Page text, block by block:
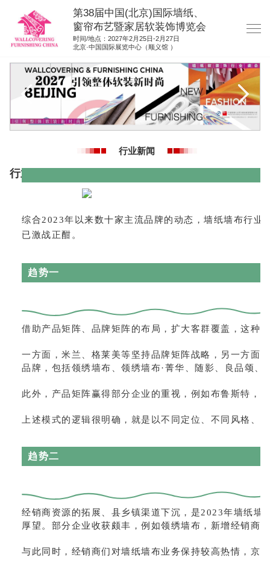
第38届中国(北京)国际墙纸、
窗帘布艺暨家居软装饰博览会
时间/地点：2027年2月25日-2月27日
北京·中国国际展览中心（顺义馆 ）
网站首页
展商服务
展位申请
参展联络
行业新闻
行业动态前瞻 墙纸墙布行业六大显著趋势
综合2023年以来数十家主流品牌的动态，墙纸墙布行
已激战正酣。
趋势一
借助产品矩阵、品牌矩阵的布局，扩大客群覆盖，这种
一方面，米兰、格莱美等坚持品牌矩阵战略，另一方面
品牌，包括领绣墙布、领绣墙布·菁华、随影、良品颂、
此外，产品矩阵赢得部分企业的重视，例如布鲁斯特，
上述模式的逻辑很明确，就是以不同定位、不同风格
趋势二
经销商资源的拓展、县乡镇渠道下沉，是2023年墙纸
厚望。部分企业收获颇丰，例如领绣墙布，新增经销商
与此同时，经销商们对墙纸墙布业务保持较高热情，京